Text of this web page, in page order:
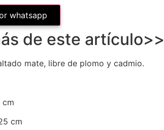
whatsapp
de este artículo>>
mate, libre de plomo y cadmio.
cm
cm